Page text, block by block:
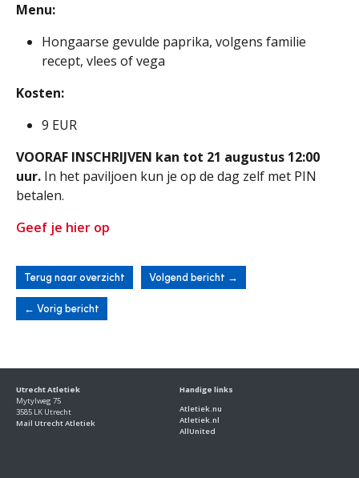
Menu:
Hongaarse gevulde paprika, volgens familie
recept, vlees of vega
Kosten:
9 EUR
VOORAF INSCHRIJVEN kan tot 21 augustus 12:00
uur. In het paviljoen kun je op de dag zelf met PIN
betalen.
Geef je hier op
Terug naar overzicht Volgend bericht →
← Vorig bericht
Utrecht Atletiek
Mytylweg 75
3585 LK Utrecht
Mail Utrecht Atletiek
Handige links
Atletiek.nu
Atletiek.nl
AllUnited